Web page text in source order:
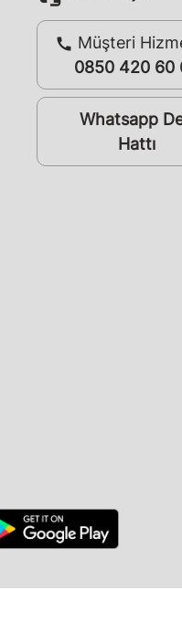
call Müşteri
0850 420 60
whatsapp
Whatsapp
Hattı